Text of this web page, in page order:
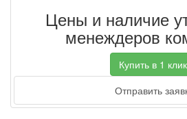
Цены и наличие
менеждеров
Купить в 1
Отправить